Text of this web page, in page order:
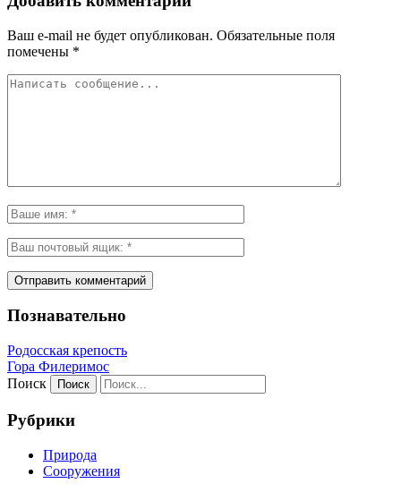
Ваш e-mail не будет опубликован. Обязательные поля
помечены *
Познавательно
Родосская крепость
Гора Филеримос
Поиск
Рубрики
Природа
Сооружения